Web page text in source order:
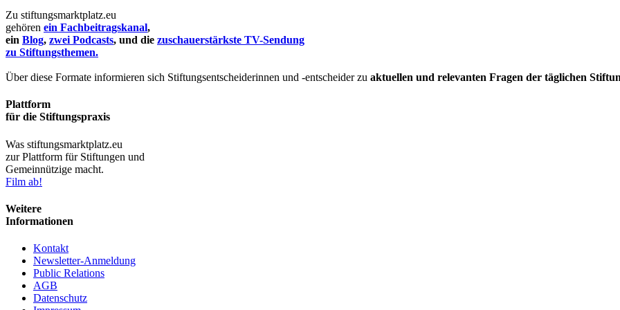
Zu stiftungsmarktplatz.eu
gehören ein Fachbeitragskanal,
ein Blog, zwei Podcasts, und die zuschauerstärkste TV-Sendung
zu Stiftungsthemen.
Über diese Formate informieren sich Stiftungsentscheiderinnen und -entscheider zu aktuellen und relevanten Fragen der täglichen
Plattform
für die Stiftungspraxis
Was stiftungsmarktplatz.eu
zur Plattform für Stiftungen und
Gemeinnützige macht.
Film ab!
Weitere
Informationen
Kontakt
Newsletter-Anmeldung
Public Relations
AGB
Datenschutz